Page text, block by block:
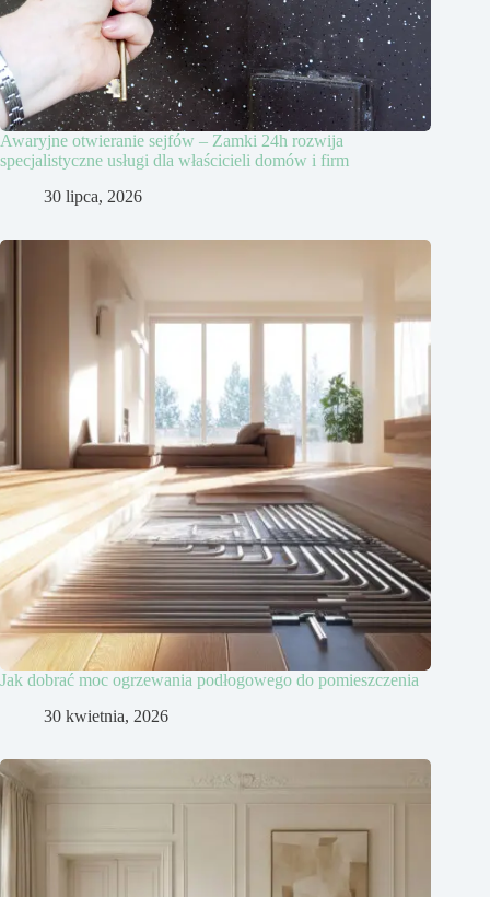
Awaryjne otwieranie sejfów – Zamki 24h rozwija
specjalistyczne usługi dla właścicieli domów i firm
30 lipca, 2026
Jak dobrać moc ogrzewania podłogowego do pomieszczenia
30 kwietnia, 2026